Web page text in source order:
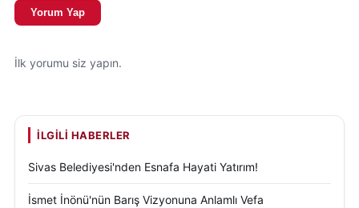
Yorum Yap
İlk yorumu siz yapın.
İLGILI HABERLER
Sivas Belediyesi'nden Esnafa Hayati Yatırım!
İsmet İnönü'nün Barış Vizyonuna Anlamlı Vefa